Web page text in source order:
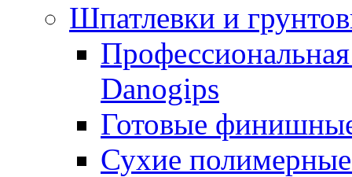
Шпатлевки и
Danogips
Готовые
Сухие